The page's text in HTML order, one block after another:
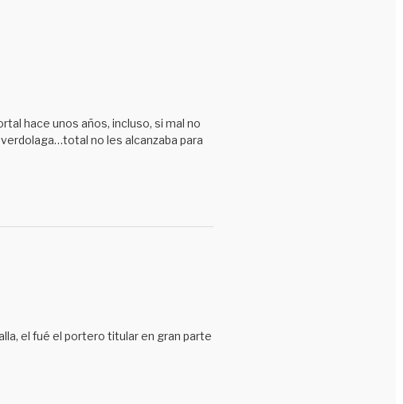
hace unos años, incluso, si mal no
no les alcanzaba para
el fué el portero titular en gran parte
Nuestros patrocinadores
Revivamos nuestra historia